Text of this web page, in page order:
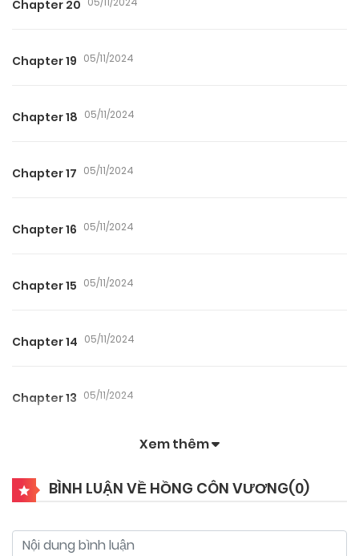
Chapter 20
Chapter 19 05/11/2024
Chapter 18 05/11/2024
Chapter 17 05/11/2024
Chapter 16 05/11/2024
Chapter 15 05/11/2024
Chapter 14 05/11/2024
Chapter 13 05/11/2024
Xem thêm
BÌNH LUẬN VỀ HỒNG CÔN VƯƠNG(0)